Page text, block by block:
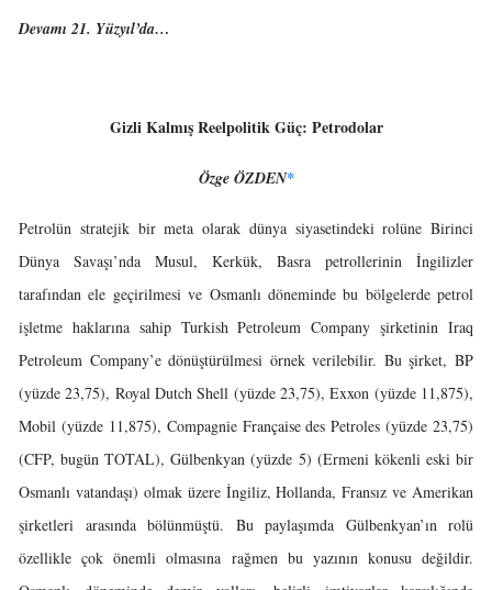
Devamı 21. Yüzyıl’da…
Gizli Kalmış Reelpolitik Güç: Petrodolar
Özge ÖZDEN*
Petrolün stratejik bir meta olarak dünya siyasetindeki rolüne Birinci
Dünya Savaşı’nda Musul, Kerkük, Basra petrollerinin İngilizler
tarafından ele geçirilmesi ve Osmanlı döneminde bu bölgelerde petrol
işletme haklarına sahip Turkish Petroleum Company şirketinin Iraq
Petroleum Company’e dönüştürülmesi örnek verilebilir. Bu şirket, BP
(yüzde 23,75), Royal Dutch Shell (yüzde 23,75), Exxon (yüzde 11,875),
Mobil (yüzde 11,875), Compagnie Française des Petroles (yüzde 23,75)
(CFP, bugün TOTAL), Gülbenkyan (yüzde 5) (Ermeni kökenli eski bir
Osmanlı vatandaşı) olmak üzere İngiliz, Hollanda, Fransız ve Amerikan
şirketleri arasında bölünmüştü. Bu paylaşımda Gülbenkyan’ın rolü
özellikle çok önemli olmasına rağmen bu yazının konusu değildir.